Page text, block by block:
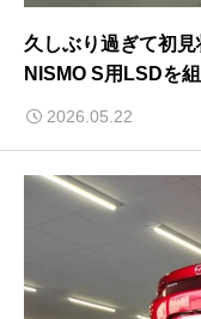
久しぶり過ぎて初
NISMO S用LSDを
2026.05.22